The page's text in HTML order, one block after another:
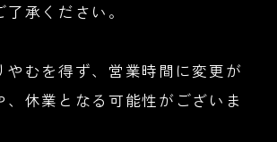
承ください。
むを得ず、営業時間に変更が
、休業となる可能性がございま